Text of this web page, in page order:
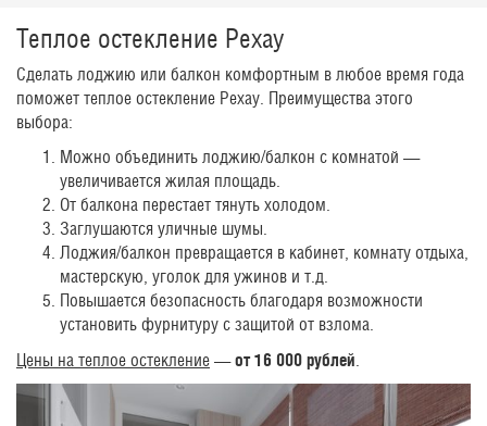
Теплое остекление Рехау
Сделать лоджию или балкон комфортным в любое время года
поможет теплое остекление Рехау. Преимущества этого
выбора:
Можно объединить лоджию/балкон с комнатой —
увеличивается жилая площадь.
От балкона перестает тянуть холодом.
Заглушаются уличные шумы.
Лоджия/балкон превращается в кабинет, комнату отдыха,
мастерскую, уголок для ужинов и т.д.
Повышается безопасность благодаря возможности
установить фурнитуру с защитой от взлома.
Цены на теплое остекление —от 16 000 рублей.